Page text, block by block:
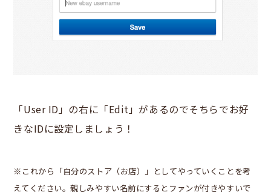
「User ID」の右に「Edit」があるのでそちらでお好
きなIDに設定しましょう！
※これから「自分のストア（お店）」としてやっていくことを考
えてください。親しみやすい名前にするとファンが付きやすいで